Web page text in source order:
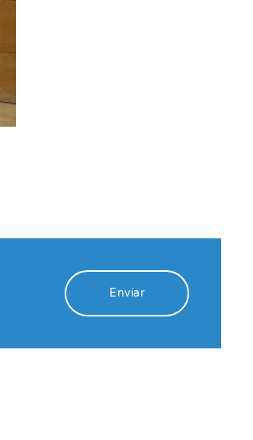
Enviar